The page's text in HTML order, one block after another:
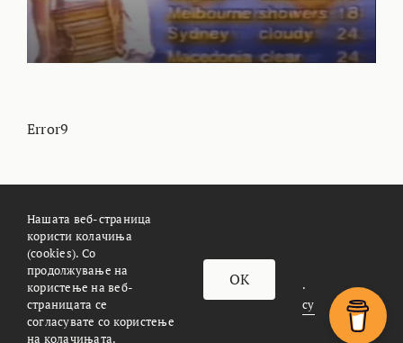
Error9
© METEOALARM. All Rights Reserved.
Made with
Æther Marketing Agency
За Meteoalarm.mk Импресум
Нашата веб-страница
користи колачиња
(cookies). Со
продолжување на
користење на веб-
страницата се
согласувате со користење
на колачињата.
OK